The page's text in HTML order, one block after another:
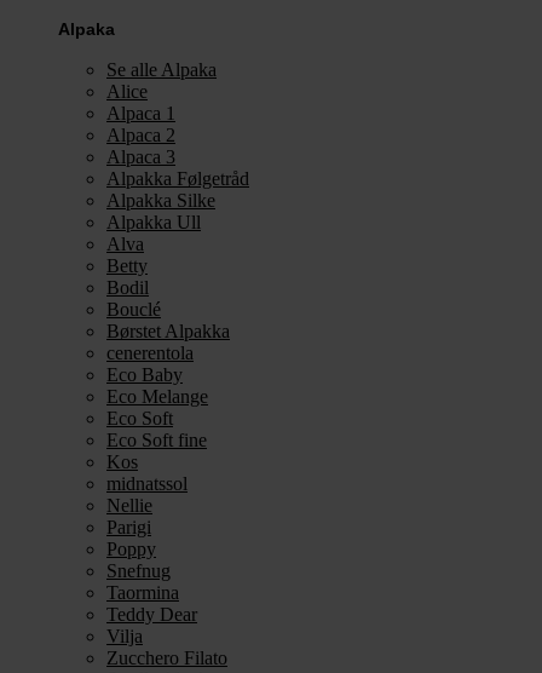
Alpaka
Se alle Alpaka
Alice
Alpaca 1
Alpaca 2
Alpaca 3
Alpakka Følgetråd
Alpakka Silke
Alpakka Ull
Alva
Betty
Bodil
Bouclé
Børstet Alpakka
cenerentola
Eco Baby
Eco Melange
Eco Soft
Eco Soft fine
Kos
midnatssol
Nellie
Parigi
Poppy
Snefnug
Taormina
Teddy Dear
Vilja
Zucchero Filato